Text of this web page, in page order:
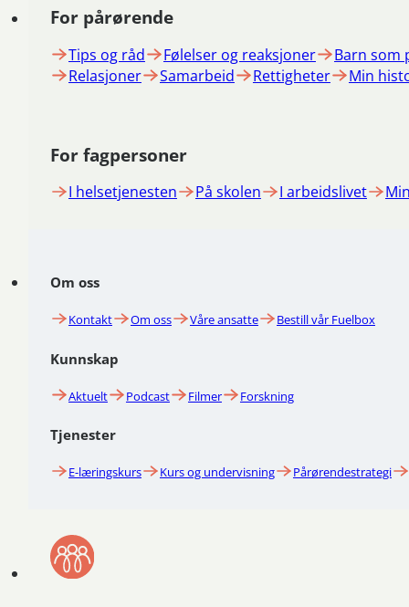
For pårørende
Tips og råd Følelser og reaksjoner
Barn som
Relasjoner
Samarbeid Rettigheter Min
For fagpersoner
I helsetjenesten På skolen I arbeidslivet
Om oss
Kontakt Om oss Våre ansatte Bestill vår Fuelbox
Kunnskap
Aktuelt Podcast Filmer Forskning
Tjenester
E-læringskurs Kurs og undervisning Pårørendestrategi